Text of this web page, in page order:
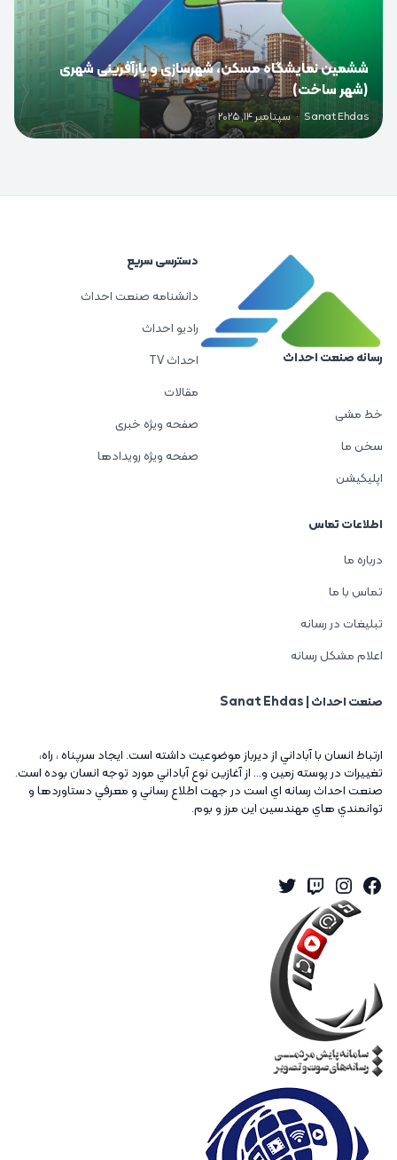
ششمین نمایشگاه مسکن، شهرسازی و بازآفرینی شهری
(شهر ساخت)
Sanat Ehdas
· سپتامبر 14, 2025
رسانه صنعت احداث
خط مشی
سخن ما
اپلیکیشن
دسترسی سریع
دانشنامه صنعت احداث
رادیو احداث
احداث TV
مقالات
صفحه ویژه خبری
صفحه ویژه رویدادها
اطلاعات تماس
درباره ما
تماس با ما
تبلیغات در رسانه
اعلام مشکل رسانه
صنعت احداث | Sanat Ehdas
ارتباط انسان با آباداني از ديرباز موضوعيت داشته است. ايجاد سرپناه ، راه،
تغييرات در پوسته زمين و... از آغازين نوع آباداني مورد توجه انسان بوده است.
صنعت احداث رسانه اي است در جهت اطلاع رساني و معرفي دستاوردها و
توانمندي هاي مهندسين اين مرز و بوم.
Facebook
Instagram
Twitch
Twitter